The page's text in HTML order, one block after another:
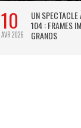
10
AVR 2026
UN SPECTACLE
104 : FRAMES
GRANDS